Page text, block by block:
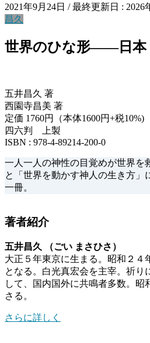
2021年9月24日 / 最終更新日 : 2026
昌久
世界のひな形――日本
五井昌久 著
西園寺昌美 著
定価 1760円（本体1600円+税10%)
四六判 上製
ISBN : 978-4-89214-200-0
一人一人の神性の目覚めが世界を
と「世界を動かす神人の生き方」
一冊。
著者紹介
五井昌久 （ごい まさひさ）
大正５年東京に生まる。昭和２４
となる。白光真宏会を主宰。祈り
して、国内国外に共鳴者多数。昭
さる。
さらに詳しく